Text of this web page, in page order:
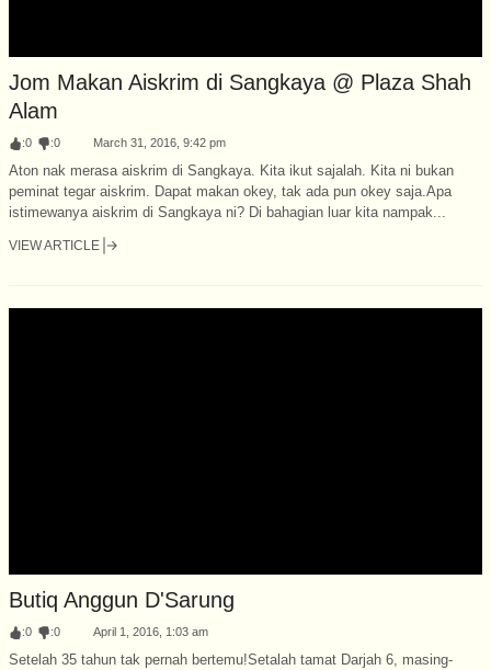
Jom Makan Aiskrim di Sangkaya @ Plaza Shah
Alam
:0 :0 March 31, 2016, 9:42 pm
Aton nak merasa aiskrim di Sangkaya. Kita ikut sajalah. Kita ni bukan
peminat tegar aiskrim. Dapat makan okey, tak ada pun okey saja.Apa
istimewanya aiskrim di Sangkaya ni? Di bahagian luar kita nampak...
VIEW ARTICLE
Butiq Anggun D'Sarung
:0 :0 April 1, 2016, 1:03 am
Setelah 35 tahun tak pernah bertemu!Setalah tamat Darjah 6, masing-